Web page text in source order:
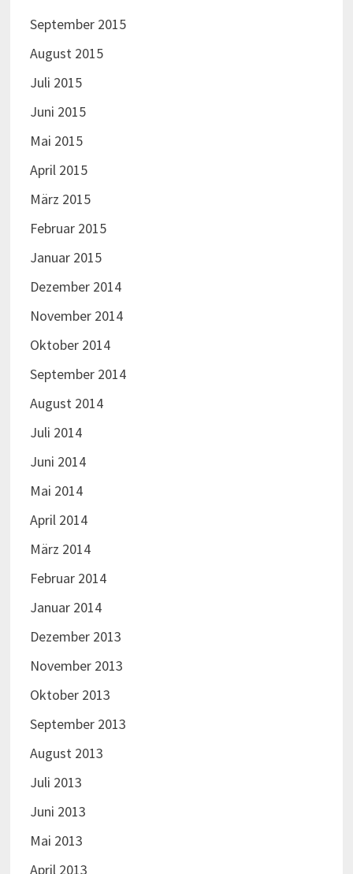
September 2015
August 2015
Juli 2015
Juni 2015
Mai 2015
April 2015
März 2015
Februar 2015
Januar 2015
Dezember 2014
November 2014
Oktober 2014
September 2014
August 2014
Juli 2014
Juni 2014
Mai 2014
April 2014
März 2014
Februar 2014
Januar 2014
Dezember 2013
November 2013
Oktober 2013
September 2013
August 2013
Juli 2013
Juni 2013
Mai 2013
April 2013